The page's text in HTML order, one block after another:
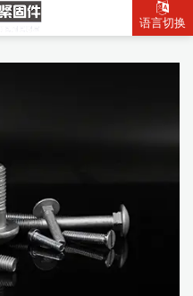
语言切换